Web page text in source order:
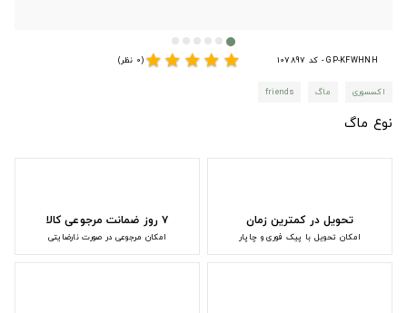
GP-KFWHNH - کد 107897 star
star
star
star
star(0 نظر)
اکسسوری ماگ friends
نوع ماگ
تحویل در کمترین زمان
امکان تحویل با پیک فوری و چاپار
۷ روز ضمانت مرجوعی کالا
امکان مرجوعی در صورت نارضایتی